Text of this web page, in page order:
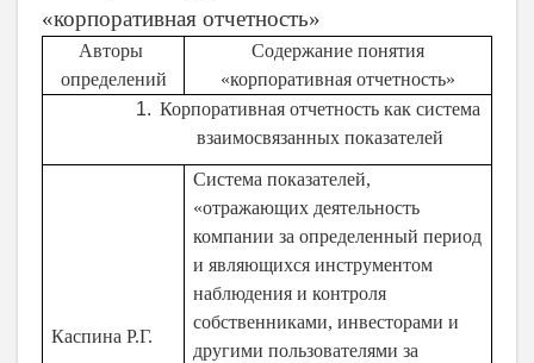
«корпоративная отчетность»
Авторы
определений
Содержание понятия
«корпоративная отчетность»
Корпоративная отчетность как система
взаимосвязанных показателей
Каспина Р.Г.
Система показателей,
«отражающих деятельность
компании за определенный период
и являющихся инструментом
наблюдения и контроля
собственниками, инвесторами и
другими пользователями за